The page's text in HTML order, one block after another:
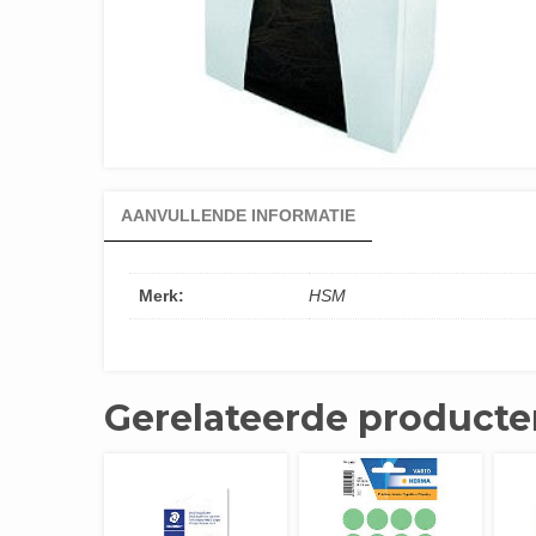
AANVULLENDE INFORMATIE
Merk: HSM
Gerelateerde